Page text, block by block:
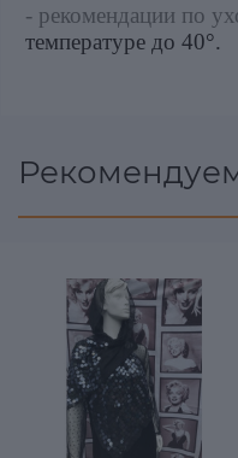
- рекомендации по
температуре до 40°.